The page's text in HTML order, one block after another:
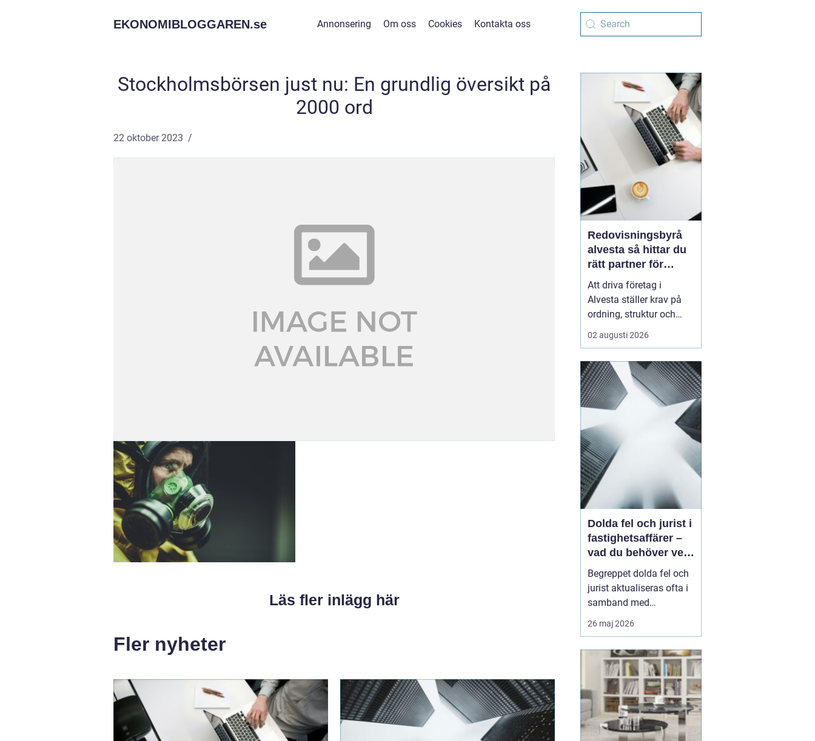
EKONOMIBLOGGAREN.se Annonsering Om oss Cookies Kontakta oss
Stockholmsbörsen just nu: En grundlig översikt på
2000 ord
22 oktober 2023
Läs fler inlägg här
Fler nyheter
Redovisningsbyrå
alvesta så hittar du
rätt partner för
företagets ekonomi
Att driva företag i
Alvesta ställer krav på
ordning, struktur och
trygghet i ekonomin.
Många företagare vill
försäljning och
verksamhet inte på
bokföring,
kvittoredovisning och
rapporter. Därför väljer
allt fler att samarbet...
02 augusti 2026
Dolda fel och jurist i
fastighetsaffärer –
vad du behöver veta
när fel upptäcks
Begreppet dolda fel och
jurist aktualiseras ofta i
samband med
fastighetsköp där
köparen efter tillträdet
inte var synliga vid
besiktning. Det kan
handla om fukt,
konstruktionsfel eller
andra brister som...
26 maj 2026